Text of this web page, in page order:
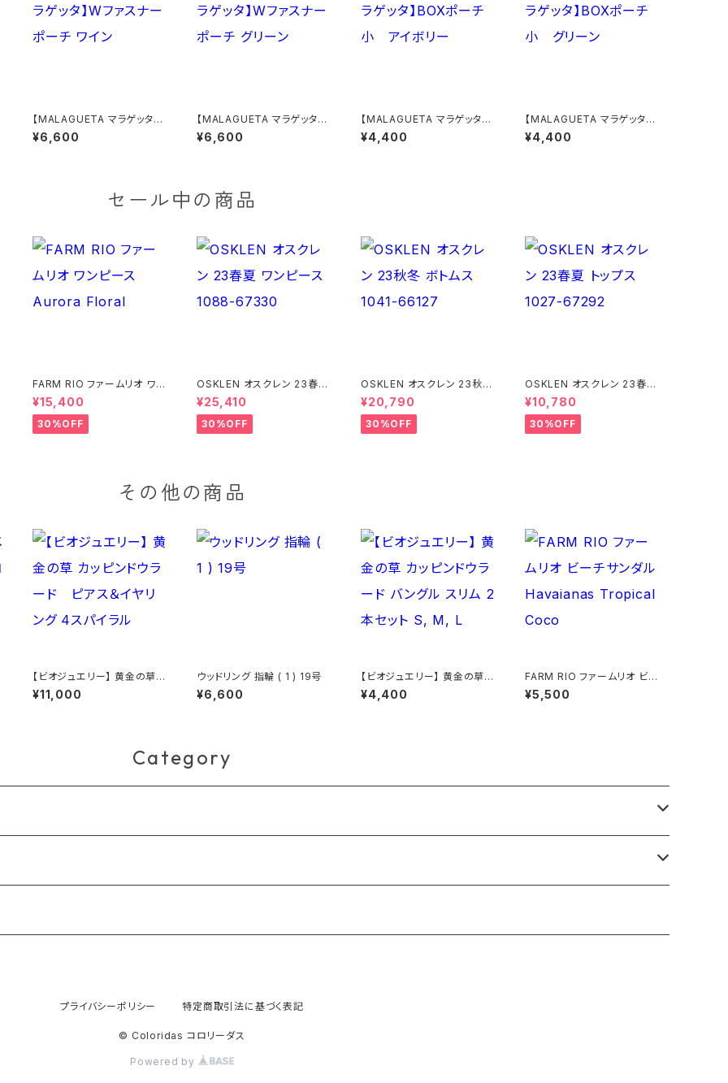
【MALAGUETA マラゲッタ】
Wファスナー ポーチ ワイン
¥6,600
【MALAGUETA マラゲッタ】
Wファスナー ポーチ グリーン
¥6,600
【MALAGUETA マラゲッタ】B
OXポーチ小 アイボリー
¥4,400
【MALAGUETA マラゲッタ】B
OXポーチ小 グリーン
¥4,400
セール中の商品
FARM RIO ファームリオ ワン
ピース Aurora Floral
¥15,400
30%OFF
OSKLEN オスクレン 23春夏
ワンピース 1088-67330
¥25,410
30%OFF
OSKLEN オスクレン 23秋冬
ボトムス 1041-66127
¥20,790
30%OFF
OSKLEN オスクレン 23春夏
トップス 1027-67292
¥10,780
30%OFF
その他の商品
【ビオジュエリー】 黄金の草
カッピンドウラード ピアス＆
イヤリング 4スパイラル
¥11,000
ウッドリング 指輪 ( 1 ) 19号
¥6,600
【ビオジュエリー】 黄金の草
カッピンドウラード バングル
スリム 2本セット S, M, L
¥4,400
FARM RIO ファームリオ ビー
チサンダル Havaianas Trop
ical Coco
¥5,500
Category
プライバシーポリシー 特定商取引法に基づく表記
© Coloridas コロリーダス
Powered by